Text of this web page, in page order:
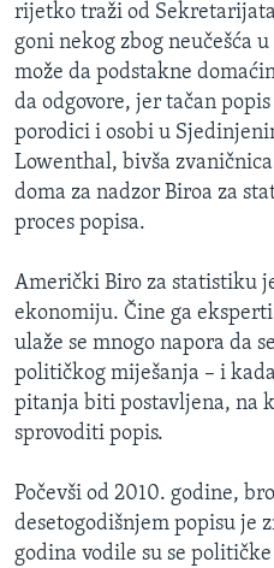
rijetko traži od
goni nekog zbog neučešća
može da podstakne
da odgovore, jer tačan
porodici i osobi u
Lowenthal, bivša
doma za nadzor Biroa za
proces popisa.
Američki Biro za statistiku
ekonomiju. Čine ga
ulaže se mnogo napora da
političkog miješanja – i
pitanja biti postavljena, na
sprovoditi popis.
Počevši od 2010. godine,
desetogodišnjem popisu je
godina vodile su se